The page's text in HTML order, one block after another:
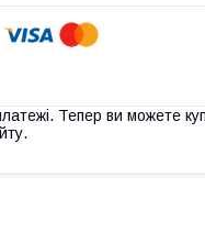
Тепер ви можете